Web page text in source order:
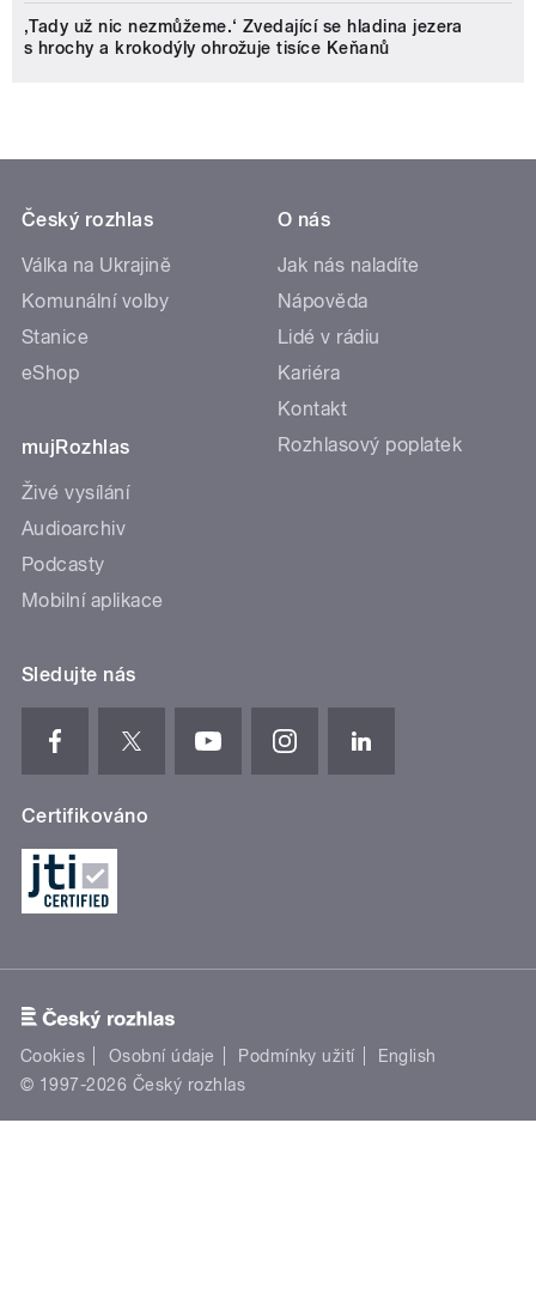
‚Tady už nic nezmůžeme.‘ Zvedající se hladina jezera
s hrochy a krokodýly ohrožuje tisíce Keňanů
Český rozhlas
Válka na Ukrajině
Komunální volby
Stanice
eShop
mujRozhlas
Živé vysílání
Audioarchiv
Podcasty
Mobilní aplikace
O nás
Jak nás naladíte
Nápověda
Lidé v rádiu
Kariéra
Kontakt
Rozhlasový poplatek
Sledujte nás
Certifikováno
Cookies Osobní údaje Podmínky užití
English
© 1997-2026 Český rozhlas